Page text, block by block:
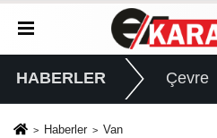
HABERLER Çevre
Haberler Van